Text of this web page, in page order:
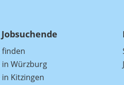
finden
in Würzburg
in Kitzingen